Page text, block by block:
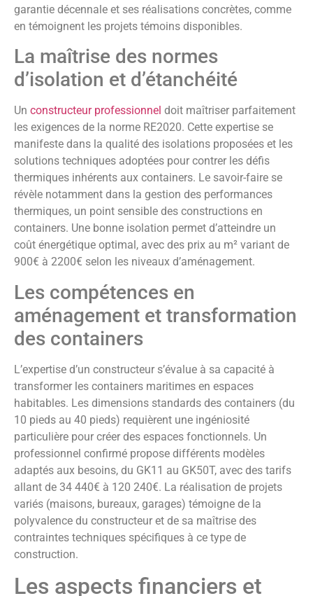
garantie décennale et ses réalisations concrètes, comme
en témoignent les projets témoins disponibles.
La maîtrise des normes
d’isolation et d’étanchéité
Un constructeur professionnel doit maîtriser parfaitement
les exigences de la norme RE2020. Cette expertise se
manifeste dans la qualité des isolations proposées et les
solutions techniques adoptées pour contrer les défis
thermiques inhérents aux containers. Le savoir-faire se
révèle notamment dans la gestion des performances
thermiques, un point sensible des constructions en
containers. Une bonne isolation permet d’atteindre un
coût énergétique optimal, avec des prix au m² variant de
900€ à 2200€ selon les niveaux d’aménagement.
Les compétences en
aménagement et transformation
des containers
L’expertise d’un constructeur s’évalue à sa capacité à
transformer les containers maritimes en espaces
habitables. Les dimensions standards des containers (du
10 pieds au 40 pieds) requièrent une ingéniosité
particulière pour créer des espaces fonctionnels. Un
professionnel confirmé propose différents modèles
adaptés aux besoins, du GK11 au GK50T, avec des tarifs
allant de 34 440€ à 120 240€. La réalisation de projets
variés (maisons, bureaux, garages) témoigne de la
polyvalence du constructeur et de sa maîtrise des
contraintes techniques spécifiques à ce type de
construction.
Les aspects financiers et